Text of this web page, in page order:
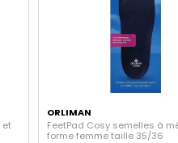
ORLIMAN
FeetPad Cosy semelles à
forme femme taille 35/36